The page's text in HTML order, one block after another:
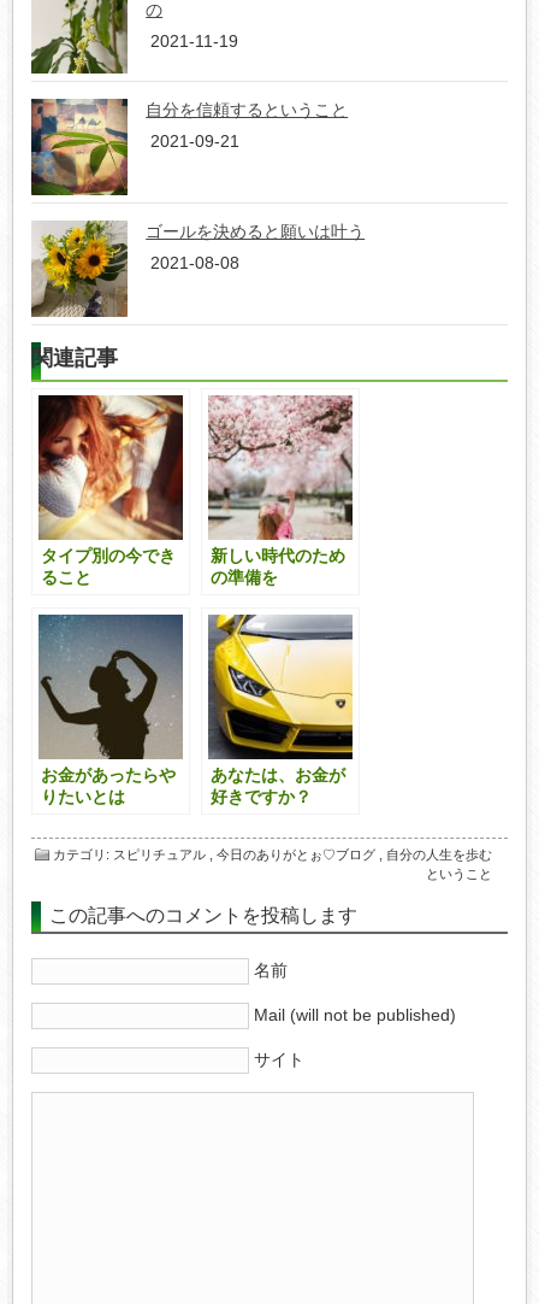
の
2021-11-19
自分を信頼するということ
2021-09-21
ゴールを決めると願いは叶う
2021-08-08
関連記事
タイプ別の今でき
ること
新しい時代のため
の準備を
お金があったらや
りたいとは
あなたは、お金が
好きですか？
カテゴリ : スピリチュアル, 今日のありがとぉ♡ブログ,
自分の人生を歩む
ということ
この記事へのコメントを投稿します
名前
Mail (will not be published)
サイト